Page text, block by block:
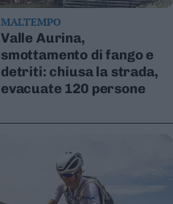
MALTEMPO
Valle Aurina,
smottamento di fango e
detriti: chiusa la strada,
evacuate 120 persone